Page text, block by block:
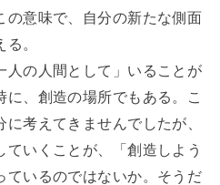
の意味で、自分の新たな側面
。
人の人間として」いることが
、創造の場所でもある。こ
考えてきませんでしたが、
ていくことが、「創造しよう
ているのではないか。そうだ